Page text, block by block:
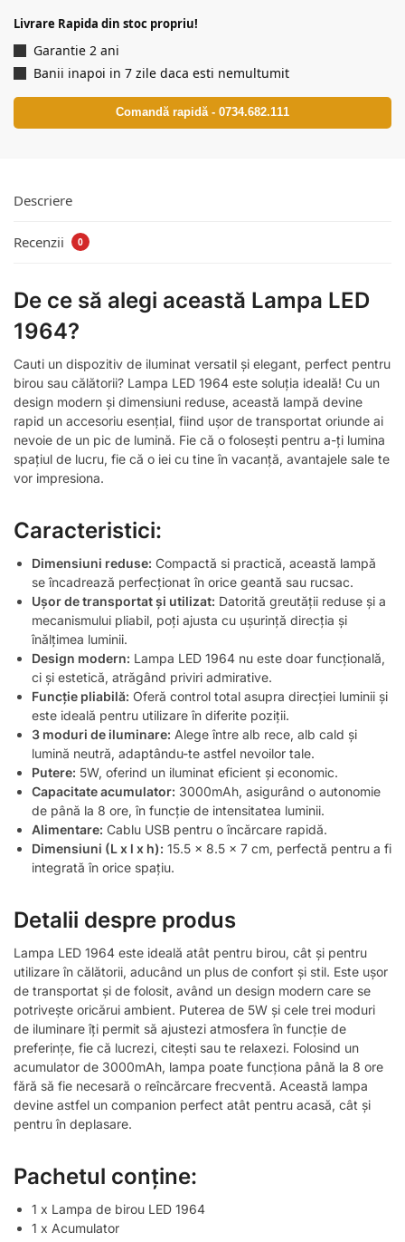
Livrare Rapida din stoc propriu!
Garantie 2 ani
Banii inapoi in 7 zile daca esti nemultumit
Comandă rapidă - 0734.682.111
Descriere
Recenzii 0
De ce să alegi această Lampa LED
1964?
Cauti un dispozitiv de iluminat versatil și elegant, perfect pentru
birou sau călătorii? Lampa LED 1964 este soluția ideală! Cu un
design modern și dimensiuni reduse, această lampă devine
rapid un accesoriu esențial, fiind ușor de transportat oriunde ai
nevoie de un pic de lumină. Fie că o folosești pentru a-ți lumina
spațiul de lucru, fie că o iei cu tine în vacanță, avantajele sale te
vor impresiona.
Caracteristici:
Dimensiuni reduse: Compactă si practică, această lampă
se încadrează perfecționat în orice geantă sau rucsac.
Ușor de transportat și utilizat: Datorită greutății reduse și a
mecanismului pliabil, poți ajusta cu ușurință direcția și
înălțimea luminii.
Design modern: Lampa LED 1964 nu este doar funcțională,
ci și estetică, atrăgând priviri admirative.
Funcție pliabilă: Oferă control total asupra direcției luminii și
este ideală pentru utilizare în diferite poziții.
3 moduri de iluminare: Alege între alb rece, alb cald și
lumină neutră, adaptându-te astfel nevoilor tale.
Putere: 5W, oferind un iluminat eficient și economic.
Capacitate acumulator: 3000mAh, asigurând o autonomie
de până la 8 ore, în funcție de intensitatea luminii.
Alimentare: Cablu USB pentru o încărcare rapidă.
Dimensiuni (L x l x h): 15.5 x 8.5 x 7 cm, perfectă pentru a fi
integrată în orice spațiu.
Detalii despre produs
Lampa LED 1964 este ideală atât pentru birou, cât și pentru
utilizare în călătorii, aducând un plus de confort și stil. Este ușor
de transportat și de folosit, având un design modern care se
potrivește oricărui ambient. Puterea de 5W și cele trei moduri
de iluminare îți permit să ajustezi atmosfera în funcție de
preferințe, fie că lucrezi, citești sau te relaxezi. Folosind un
acumulator de 3000mAh, lampa poate funcționa până la 8 ore
fără să fie necesară o reîncărcare frecventă. Această lampa
devine astfel un companion perfect atât pentru acasă, cât și
pentru în deplasare.
Pachetul conține:
1 x Lampa de birou LED 1964
1 x Acumulator